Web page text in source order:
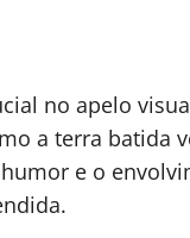
no apelo
a terra batida
e o